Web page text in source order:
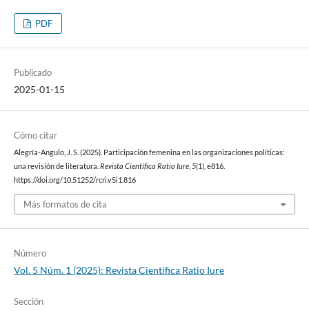
PDF
Publicado
2025-01-15
Cómo citar
Alegría-Angulo, J. S. (2025). Participación femenina en las organizaciones políticas:
una revisión de literatura. Revista Científica Ratio Iure, 5(1), e816.
https://doi.org/10.51252/rcri.v5i1.816
Más formatos de cita
Número
Vol. 5 Núm. 1 (2025): Revista Científica Ratio Iure
Sección